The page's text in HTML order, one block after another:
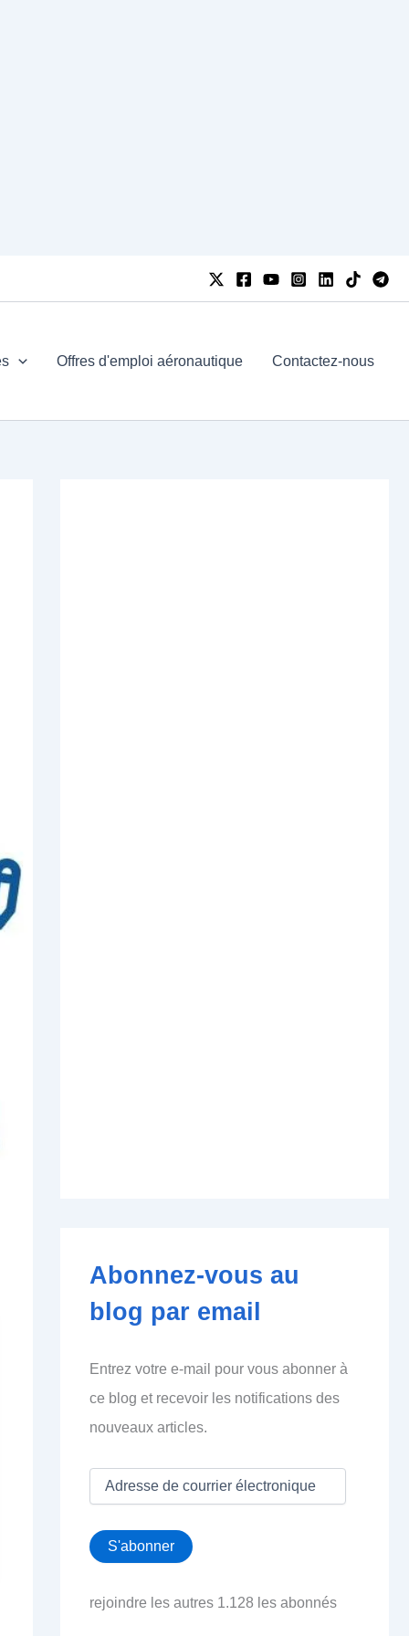
Offres d'emploi aéronautique Contactez-nous
Abonnez-vous au
blog par email
Entrez votre e-mail pour vous abonner à
ce blog et recevoir les notifications des
nouveaux articles.
e
s
d
S'abonner
rejoindre les autres 1.128 les abonnés